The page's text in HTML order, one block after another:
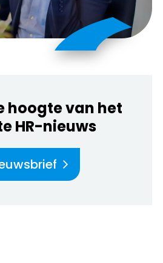
hoogte van het
HR-nieuws